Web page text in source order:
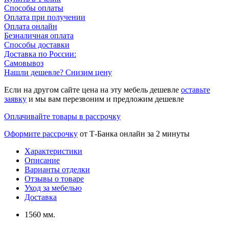
Способы оплаты
Оплата при получении
Оплата онлайн
Безналичная оплата
Способы доставки
Доставка по России:
Самовывоз
Нашли дешевле? Снизим цену
Если на другом сайте цена на эту мебель дешевле оставьте
заявку и мы вам перезвоним и предложим дешевле
Оплачивайте товары в рассрочку
Оформите рассрочку от Т-Банка онлайн за 2 минуты
Характеристики
Описание
Варианты отделки
Отзывы о товаре
Уход за мебелью
Доставка
1560 мм.